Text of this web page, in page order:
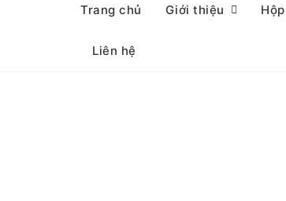
Trang chủ Giới thiệu
Liên hệ